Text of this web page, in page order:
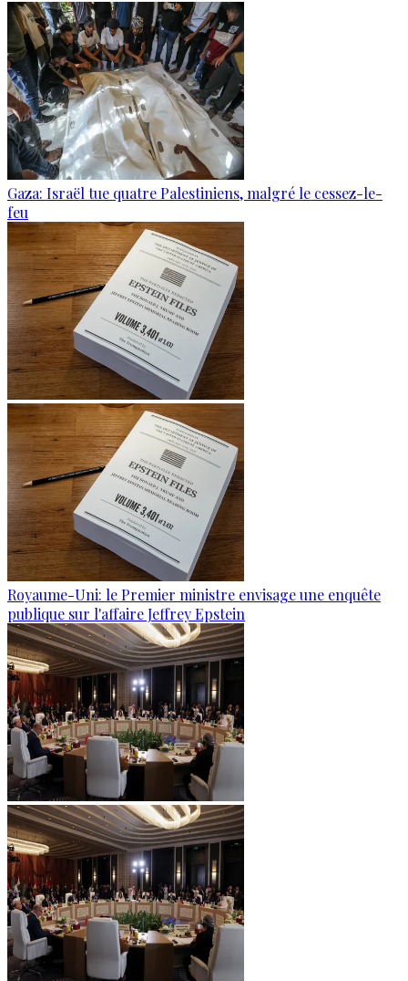
Gaza: Israël tue quatre Palestiniens, malgré le cessez-le-
feu
Royaume-Uni: le Premier ministre envisage une enquête
publique sur l'affaire Jeffrey Epstein